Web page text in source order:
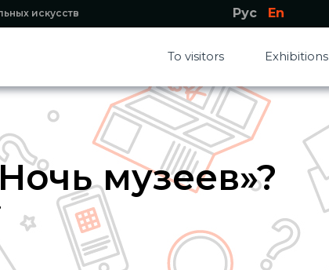
искусств Рус En
To visitors Exhibitions
музеев»?